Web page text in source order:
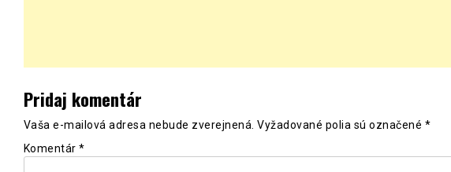
Pridaj komentár
Vaša e-mailová adresa nebude zverejnená. Vyžadované polia sú označené *
Komentár *